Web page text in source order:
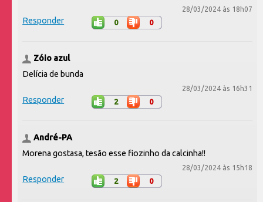
28/03/2024 às 18h07
Responder 0 0
Zóio azul
Delícia de bunda
28/03/2024 às 16h31
Responder 2 0
André-PA
Morena gostasa, tesão esse fiozinho da calcinha!!
28/03/2024 às 15h18
Responder 2 0